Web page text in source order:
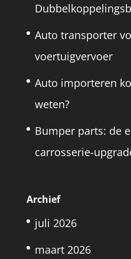
Auto transporter
voertuigvervoer
Auto importeren
weten?
Bumper parts: de
carrosserie-
Archief
juli 2026
maart 2026